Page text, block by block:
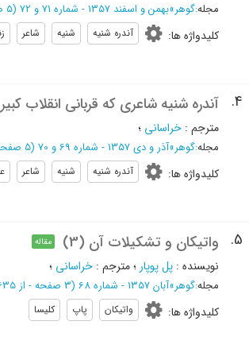
مجله:گوهر»بهمن و اسفند 1357 - شماره 71 و 72 (‎5 صفحه -
کلیدواژه ها: آندره شنیه شنیه شاعر
4. آندره شنیه شاعری که قربانی انقلاب
مترجم : خراسانی ؛
مجله:گوهر»آذر و دی 1357 - شماره 69 و 70 (‎5 صفحه -
کلیدواژه ها: آندره شنیه شنیه شاعر
5. واتیکان و تشکیلات آن (3) مقاله
نویسنده : پل پوپار ؛مترجم : خراسانی ؛
مجله:گوهر»آبان 1357 - شماره 68 (‎3 صفحه - از 635 تا 637
کلیدواژه ها: واتیکان پاپ کلیسا